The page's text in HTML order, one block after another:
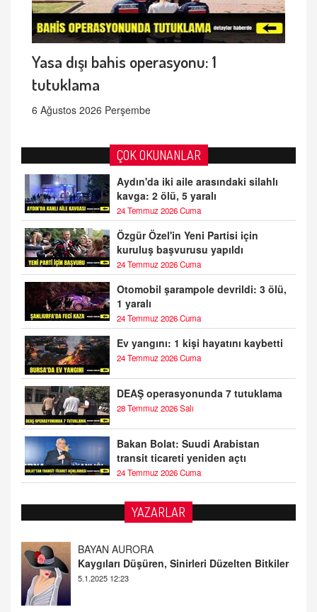
Yasa dışı bahis operasyonu: 1
tutuklama
6 Ağustos 2026 Perşembe
ÇOK OKUNANLAR
Aydın'da iki aile arasındaki silahlı
kavga: 2 ölü, 5 yaralı
24 Temmuz 2026 Cuma
Özgür Özel'in Yeni Partisi için
kuruluş başvurusu yapıldı
24 Temmuz 2026 Cuma
Otomobil şarampole devrildi: 3 ölü,
1 yaralı
24 Temmuz 2026 Cuma
Ev yangını: 1 kişi hayatını kaybetti
24 Temmuz 2026 Cuma
DEAŞ operasyonunda 7 tutuklama
28 Temmuz 2026 Salı
Bakan Bolat: Suudi Arabistan
transit ticareti yeniden açtı
24 Temmuz 2026 Cuma
YAZARLAR
DOKTOR CİVANIM
Mastürbasyon ve Tatmin: Bir Keşif Yolculuğu
13.11.2024 22:51